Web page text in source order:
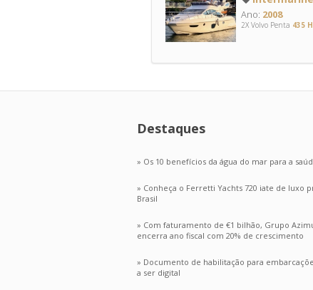
Ano: 2008
2X Volvo Penta 435
Destaques
» Os 10 benefícios da água do mar para a
» Conheça o Ferretti Yachts 720 iate de luxo
Brasil
» Com faturamento de €1 bilhão, Grupo
encerra ano fiscal com 20% de crescimento
» Documento de habilitação para
a ser digital